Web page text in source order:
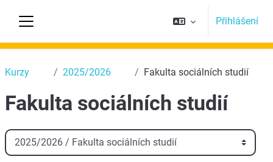
Přihlášení
Top
Kurzy 2025/2026 Fakulta sociálních studií
Fakulta sociálních studií
Kategorie kurzů